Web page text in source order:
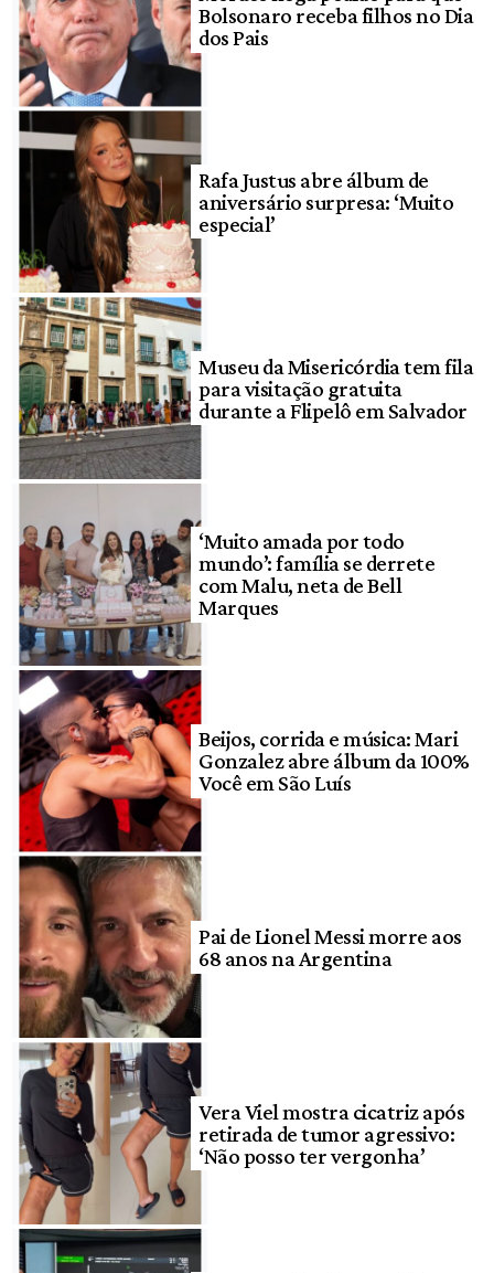
Bolsonaro receba filhos no Dia
dos Pais
Rafa Justus abre álbum de
aniversário surpresa: ‘Muito
especial’
Museu da Misericórdia tem fila
para visitação gratuita
durante a Flipelô em Salvador
‘Muito amada por todo
mundo’: família se derrete
com Malu, neta de Bell
Marques
Beijos, corrida e música: Mari
Gonzalez abre álbum da 100%
Você em São Luís
Pai de Lionel Messi morre aos
68 anos na Argentina
Vera Viel mostra cicatriz após
retirada de tumor agressivo:
‘Não posso ter vergonha’